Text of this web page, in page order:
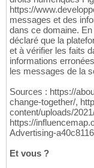
https://
messages et des
dans ce domaine.
déclaré que la
et à vérifier les faits
informations
les messages de la
Sources : https://
change-together/,
content/uploads/
https://
Advertising-
Et vous ?